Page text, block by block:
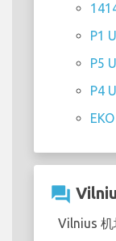
P1
P5
P4
question_answer
Vilnius 机